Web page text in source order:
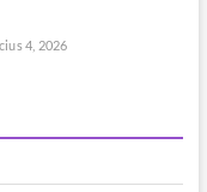
4, 2026